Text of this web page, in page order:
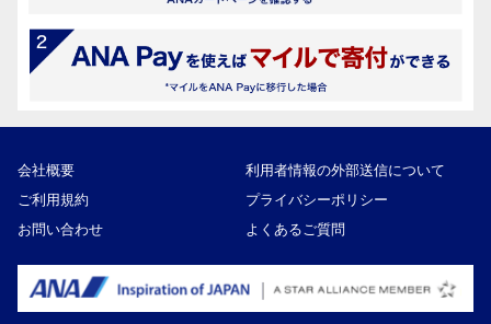
会社概要
利用者情報の外部送信について
ご利用規約
プライバシーポリシー
お問い合わせ
よくあるご質問